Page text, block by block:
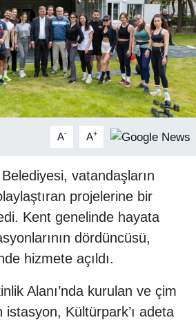
A- A+
vatandaşların
projelerine bir
Kent genelinde hayata
dördüncüsü,
hizmete açıldı.
Alanı’nda kurulan ve çim
Kültürpark’ı adeta